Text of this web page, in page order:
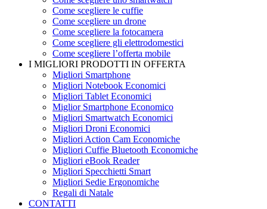
Come scegliere le cuffie
Come scegliere un drone
Come scegliere la fotocamera
Come scegliere gli elettrodomestici
Come scegliere l’offerta mobile
I MIGLIORI PRODOTTI IN OFFERTA
Migliori Smartphone
Migliori Notebook Economici
Migliori Tablet Economici
Miglior Smartphone Economico
Migliori Smartwatch Economici
Migliori Droni Economici
Migliori Action Cam Economiche
Migliori Cuffie Bluetooth Economiche
Migliori eBook Reader
Migliori Specchietti Smart
Migliori Sedie Ergonomiche
Regali di Natale
CONTATTI